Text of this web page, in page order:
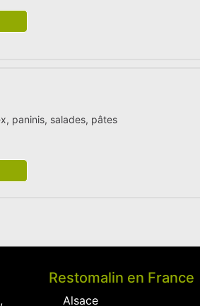
paninis, salades, pâtes
Restomalin en France
Alsace